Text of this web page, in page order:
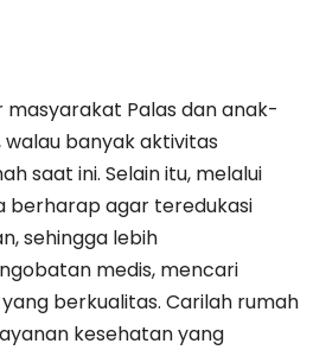
Palas dan anak-
walau banyak aktivitas
saat ini. Selain itu, melalui
berharap agar teredukasi
sehingga lebih
medis, mencari
berkualitas. Carilah rumah
kesehatan yang